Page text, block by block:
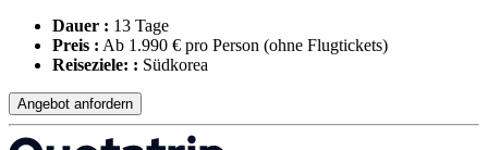
Dauer : 13 Tage
Preis : Ab 1.990 € pro Person (ohne Flugtickets)
Reiseziele: : Südkorea
Angebot anfordern